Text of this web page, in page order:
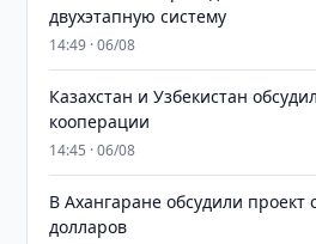
двухэтапную систему
14:49 · 06/08
Казахстан и Узбекистан
кооперации
14:45 · 06/08
В Ахангаране обсудили проект
долларов